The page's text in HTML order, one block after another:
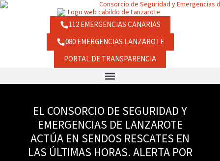
contenido
Ir
al
112 EMERGENCIAS CANARIAS
080 EMERGENCIAS LANZAROTE
PORTAL DE TRANSPARENCIA
EL CONSORCIO DE SEGURIDAD Y
EMERGENCIAS DE LANZAROTE
ACTÚA EN SENDOS RESCATES EN
LAS ÚLTIMAS HORAS. ALERTA POR